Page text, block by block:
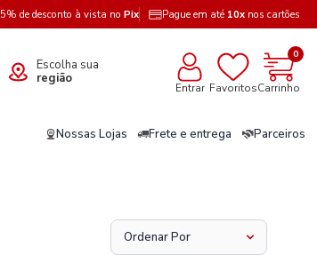
5% de desconto à vista no Pix Pague em até 10x nos cartões
Escolha sua
região
Entrar Favoritos
0
Carrinho
Nossas Lojas Frete e entrega Parceiros